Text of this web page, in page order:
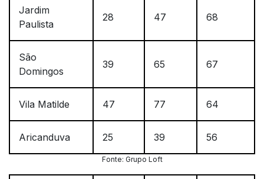
Jardim
Paulista
28 47 68
São
Domingos
39 65 67
Vila Matilde 47 77 64
Aricanduva 25 39 56
Fonte: Grupo Loft